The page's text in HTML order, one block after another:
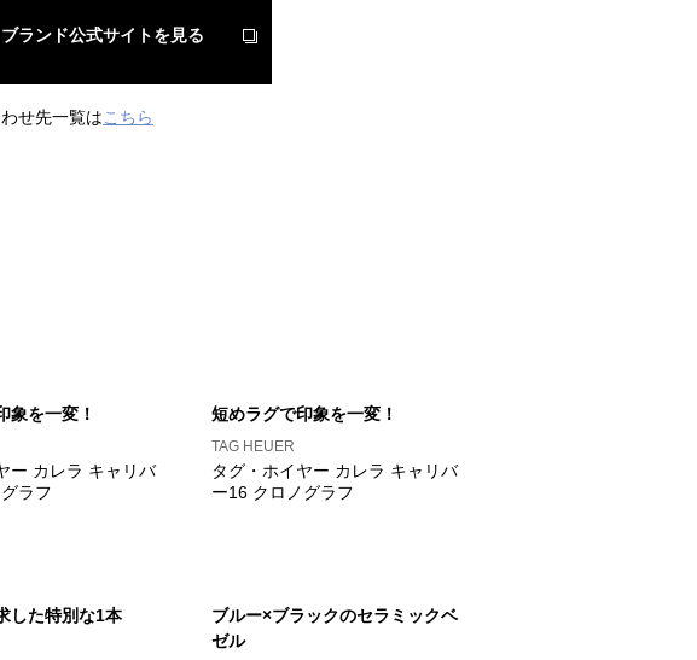
ブランド公式サイトを見る
せ先一覧はこちら
象を一変！
ー カレラ キャリバ
ラフ
短めラグで印象を一変！
TAG HEUER
タグ・ホイヤー カレラ キャリバ
ー16 クロノグラフ
した特別な1本
ブルー×ブラックのセラミックベ
ゼル